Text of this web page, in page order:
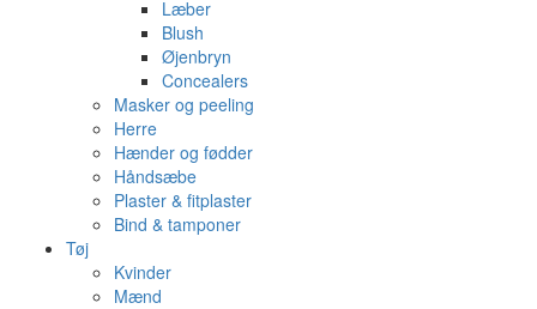
Læber
Blush
Øjenbryn
Concealers
Masker og peeling
Herre
Hænder og fødder
Håndsæbe
Plaster & fitplaster
Bind & tamponer
Tøj
Kvinder
Mænd